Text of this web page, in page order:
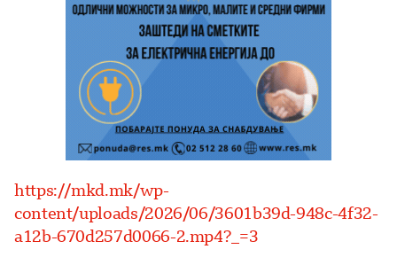
https://mkd.mk/wp-
content/uploads/2026/06/3601b39d-948c-4f32-
a12b-670d257d0066-2.mp4?_=3